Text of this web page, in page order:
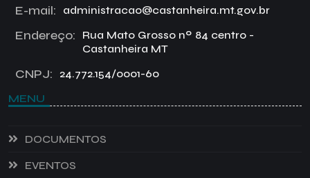
E-mail: administracao@castanheira.mt.gov.br
Endereço:
Rua Mato Grosso nº 84 centro -
Castanheira MT
CNPJ: 24.772.154/0001-60
MENU
DOCUMENTOS
EVENTOS